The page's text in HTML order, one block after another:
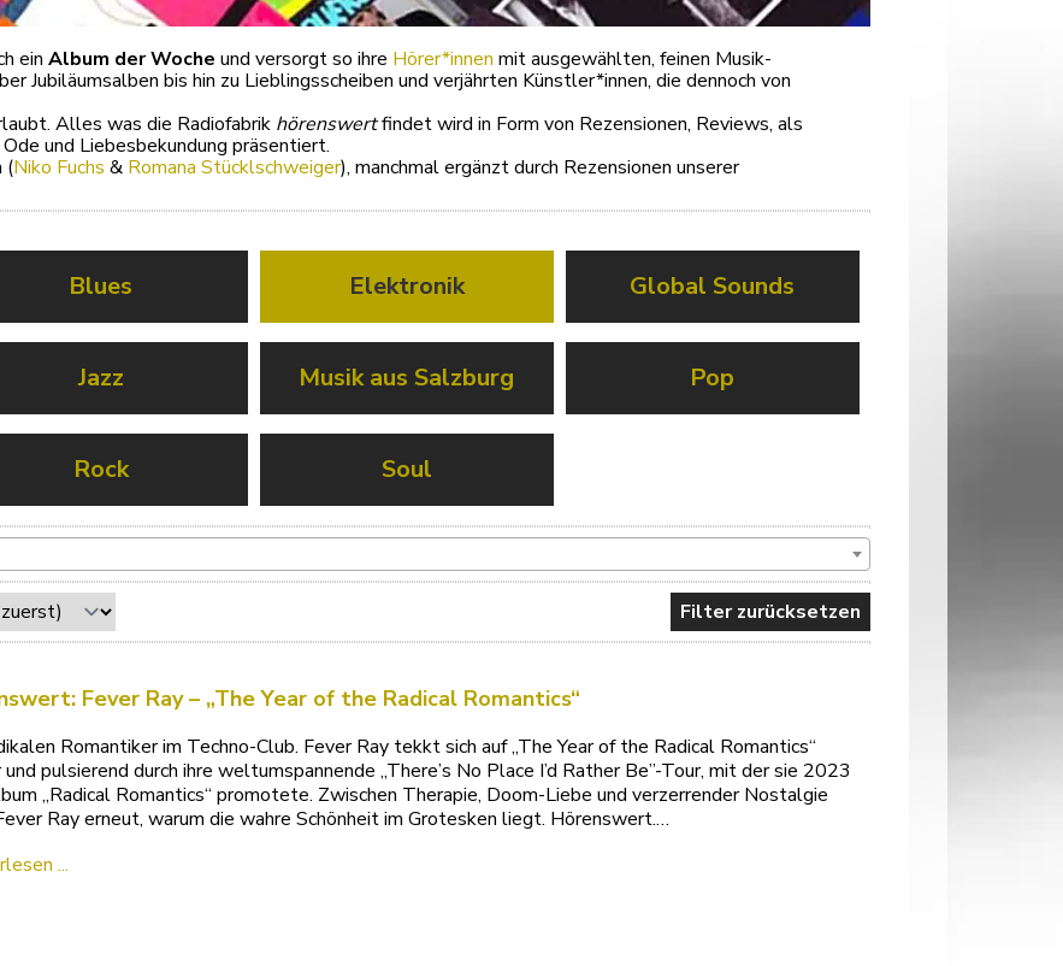
ein Album der Woche und versorgt so ihre Hörer*innen mit ausgewählten, feinen Musik-
Jubiläumsalben bis hin zu Lieblingsscheiben und verjährten Künstler*innen, die dennoch von
Alles was die Radiofabrik hörenswertfindet wird in Form von Rezensionen, Reviews, als
und Liebesbekundung präsentiert.
(Niko Fuchs & Romana Stücklschweiger), manchmal ergänzt durch Rezensionen unserer
Blues Elektronik Global Sounds
Jazz Musik aus Salzburg Pop
Rock Soul
Filter zurücksetzen
Fever Ray – „The Year of the Radical Romantics“
Romantiker im Techno-Club. Fever Ray tekkt sich auf „The Year of the Radical Romantics“
pulsierend durch ihre weltumspannende „There’s No Place I’d Rather Be”-Tour, mit der sie 2023
„Radical Romantics“ promotete. Zwischen Therapie, Doom-Liebe und verzerrender Nostalgie
Ray erneut, warum die wahre Schönheit im Grotesken liegt. Hörenswert.…
...